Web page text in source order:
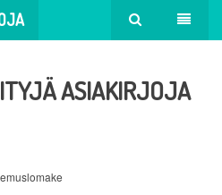
ASIAKIRJOJA